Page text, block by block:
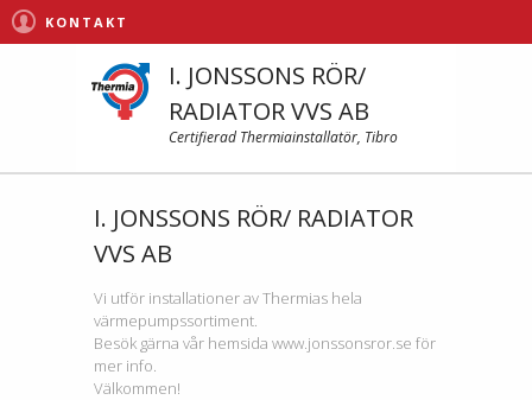
KONTAKT
I. JONSSONS RÖR/
RADIATOR VVS AB
Certifierad Thermiainstallatör, Tibro
I. JONSSONS RÖR/ RADIATOR
VVS AB
Vi utför installationer av Thermias hela
värmepumpssortiment.
Besök gärna vår hemsida www.jonssonsror.se för
mer info.
Välkommen!